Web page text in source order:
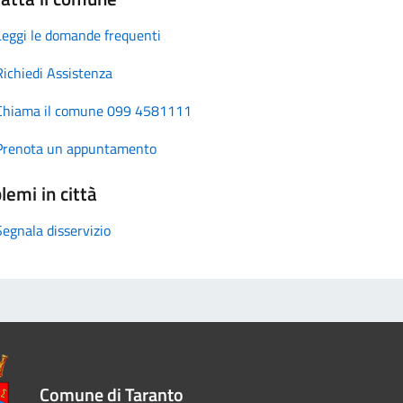
le domande frequenti
Assistenza
il comune 099 4581111
un appuntamento
in città
disservizio
Comune di Taranto